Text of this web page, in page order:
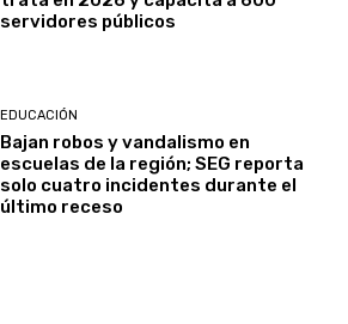
servidores públicos
EDUCACIÓN
Bajan robos y vandalismo en
escuelas de la región; SEG reporta
solo cuatro incidentes durante el
último receso